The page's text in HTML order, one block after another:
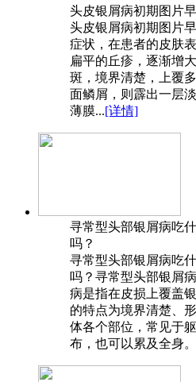
头皮银屑病初期图片
头皮银屑病初期图片
症状，在患者的皮肤
扁平的丘疹，逐渐增
斑，境界清楚，上覆
面鳞屑，则霹出一层
薄膜...[详情]
寻常型头部银屑病吃
吗？
寻常型头部银屑病吃
吗？寻常型头部银屑
病是指在皮损上覆盖
的特点为境界清楚、
体各个部位，常见于
布，也可以累及全身